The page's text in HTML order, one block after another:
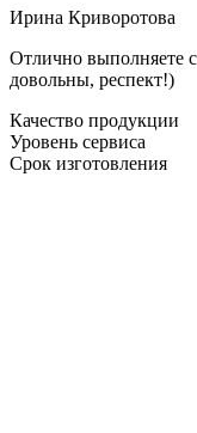
Ирина Криворотова
Отлично выполняете
довольны, респект!)
Качество продукции
Уровень сервиса
Срок изготовления